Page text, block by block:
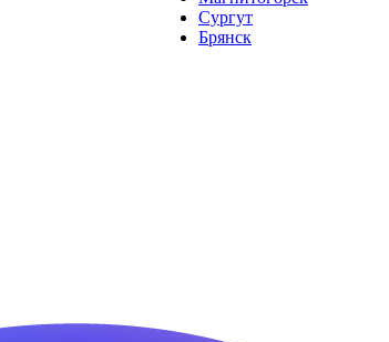
Сургут
Брянск